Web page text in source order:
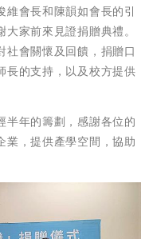
會長和陳韻如會長的引
家前來見證捐贈典禮。
社會關懷及回饋，捐贈口
長的支持，以及校方提供
半年的籌劃，感謝各位的
業，提供產學空間，協助